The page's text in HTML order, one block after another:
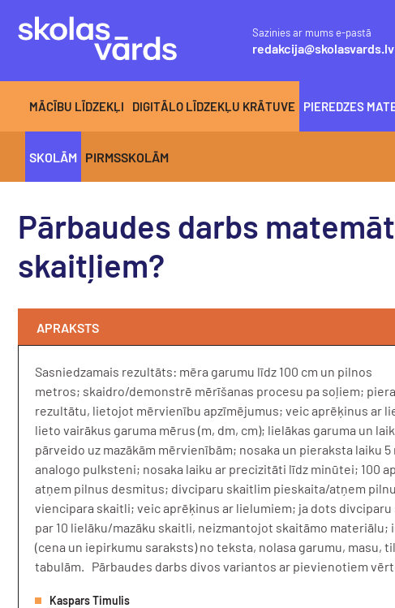
Sazinies ar mums e-pastā
redakcija@skolasvards.lv
MĀCĪBU LĪDZEKĻI DIGITĀLO LĪDZEKĻU KRĀTUVE PIEREDZES
SKOLĀM PIRMSSKOLĀM
Pārbaudes darbs
skaitļiem?
APRAKSTS
Sasniedzamais rezultāts: mēra garumu līdz 100 cm un pilnos
metros; skaidro/demonstrē mērīšanas procesu pa soļiem;
rezultātu, lietojot mērvienību apzīmējumus; veic aprēķinus ar
lieto vairākus garuma mērus (m, dm, cm); lielākas garuma un
pārveido uz mazākām mērvienībām; nosaka un pieraksta laiku
analogo pulksteni; nosaka laiku ar precizitāti līdz minūtei; 100
atņem pilnus desmitus; divciparu skaitlim pieskaita/atņem
viencipara skaitli; veic aprēķinus ar lielumiem; ja dots
par 10 lielāku/mazāku skaitli, neizmantojot skaitāmo materiālu;
(cena un iepirkumu saraksts) no teksta, nolasa garumu, masu,
tabulām. Pārbaudes darbs divos variantos ar pievienotiem
Kaspars Timulis